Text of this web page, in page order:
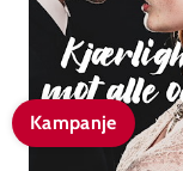
Kampanje